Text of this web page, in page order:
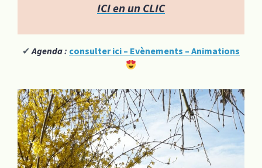
ICI en un CLIC
✔Agenda: consulter ici – Evènements – Animations